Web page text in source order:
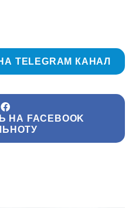
TELEGRAM КАНАЛ
НА FACEBOOK